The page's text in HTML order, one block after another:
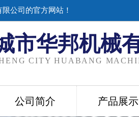
公司的官方网站！
市华邦机械
CITY HUABANG
公司简介 产品展示